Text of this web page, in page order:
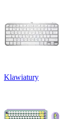
Klawiatury